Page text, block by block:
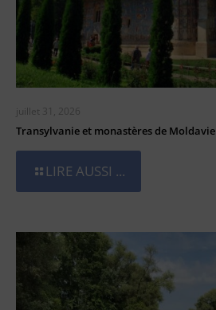
juillet 31, 2026
Transylvanie et monastères de Moldavie
LIRE AUSSI ...